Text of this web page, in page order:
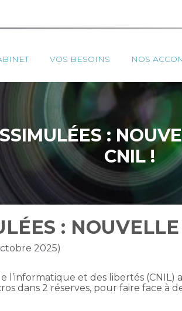
VOS BESOINS NOS
:
CNIL !
:
2025)
l’informatique et des libertés
dans 2 réserves, pour faire face à